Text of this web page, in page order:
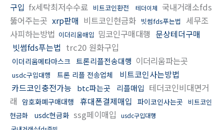
구입 fx세탁최저수수료 비트코인환전 테더이체
국내거래소fds
뚫어주는곳 xrp판매 비트코인현금화 빗썸fds푸는법
세무조
사피하는방법 이더리움매입 밈코인구매대행 문상테더구매
빗썸fds푸는법 trc20 원화구입
이더리움메타마스크 트론리플전송대행 이더리움파는곳
usdc구입대행 트론 리플 전송업체
비트코인사는방법
카드코인충전가능
btc파는곳 리플매입 테더코인비대면거
래 암호화폐구매대행 휴대폰결제매입 파이코인사는곳
비트코인
현금화
usdc현금화 ssg페이매입
usdc구입대행